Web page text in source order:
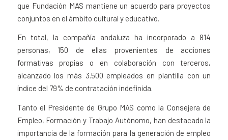
que Fundación MAS mantiene un acuerdo para proyectos
conjuntos en el ámbito cultural y educativo.
En total, la compañía andaluza ha incorporado a 814
personas, 150 de ellas provenientes de acciones
formativas propias o en colaboración con terceros,
alcanzado los más 3.500 empleados en plantilla con un
índice del 79% de contratación indefinida.
Tanto el Presidente de Grupo MAS como la Consejera de
Empleo, Formación y Trabajo Autónomo, han destacado la
importancia de la formación para la generación de empleo